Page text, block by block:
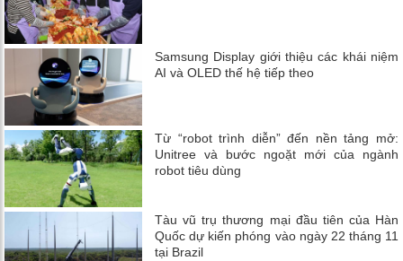
Samsung Display giới thiệu các khái niệm
AI và OLED thế hệ tiếp theo
Từ “robot trình diễn” đến nền tảng mở:
Unitree và bước ngoặt mới của ngành
robot tiêu dùng
Tàu vũ trụ thương mại đầu tiên của Hàn
Quốc dự kiến ​​phóng vào ngày 22 tháng 11
tại Brazil